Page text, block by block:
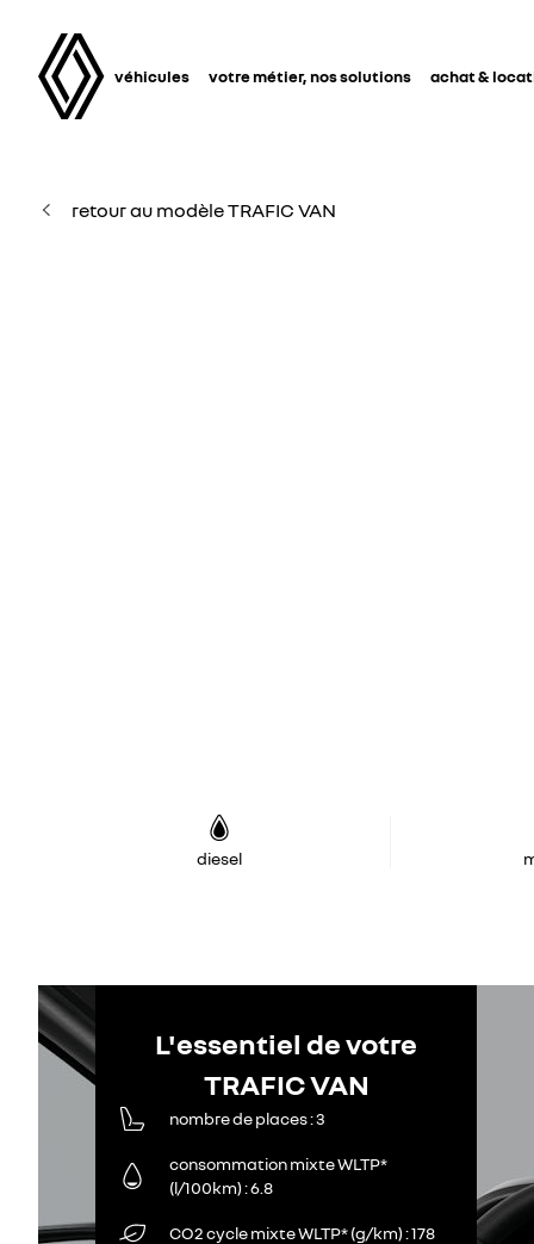
véhicules votre métier, nos solutions achat &
retour au modèle TRAFIC VAN
diesel
L'essentiel de votre
TRAFIC VAN
nombre de places 3
consommation mixte WLTP*
(l/100km) 6.8
CO2 cycle mixte WLTP* (g/km) 178